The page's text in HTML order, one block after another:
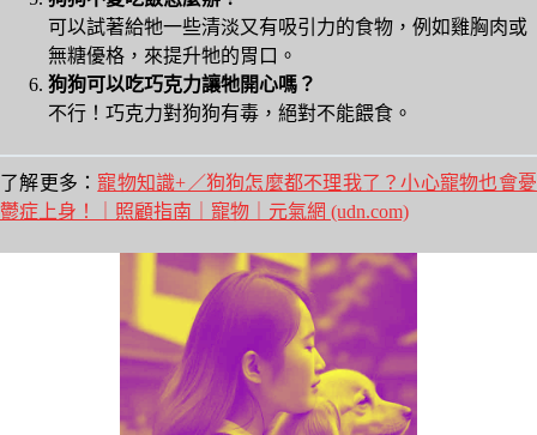
可以試著給牠一些清淡又有吸引力的食物，例如雞胸肉或
無糖優格，來提升牠的胃口。
狗狗可以吃巧克力讓牠開心嗎？
不行！巧克力對狗狗有毒，絕對不能餵食。
了解更多： 寵物知識+／狗狗怎麼都不理我了？小心寵物也會憂
鬱症上身！｜照顧指南｜寵物｜元氣網 (udn.com)